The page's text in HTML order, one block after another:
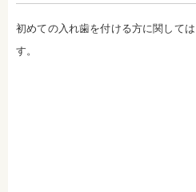
歯学博士（口腔外科学）
日本大学歯学部非常勤講師
社会福祉法人富士白苑理事
初めての入れ歯を付ける方に関して
す。